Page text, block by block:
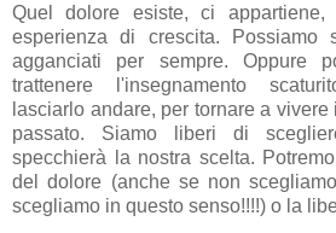
Quel dolore esiste, ci
esperienza di crescita. Possiamo
agganciati per sempre. Oppure
trattenere l'insegnamento
lasciarlo andare, per tornare a vivere
passato. Siamo liberi di
specchierà la nostra scelta.
del dolore (anche se non
scegliamo in questo senso!!!!) o la